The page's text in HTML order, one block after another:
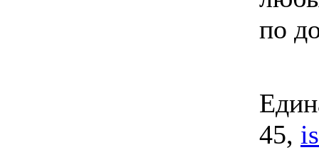
по
45,